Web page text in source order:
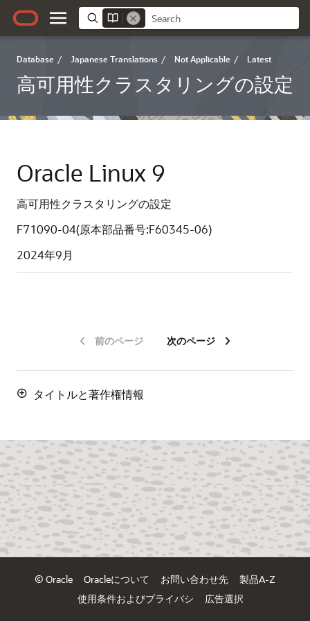
Database / Japanese Translations / Not Applicable / Latest
高可用性クラスタリングの設定
Oracle Linux 9
高可用性クラスタリングの設定
F71090-04(原本部品番号:F60345-06)
2024年9月
前のページ 次のページ
タイトルと著作権情報
© Oracle Oracleについて お問い合わせ先
製品A-Z
使用条件およびプライバシ
広告選択